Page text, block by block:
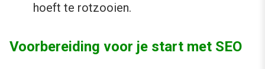
hoeft te rotzooien.
Voorbereiding voor je start met SEO